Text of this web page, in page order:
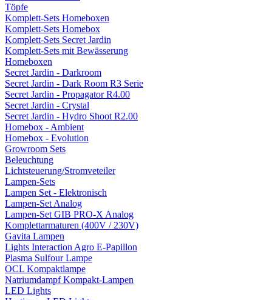
Töpfe
Komplett-Sets Homeboxen
Komplett-Sets Homebox
Komplett-Sets Secret Jardin
Komplett-Sets mit Bewässerung
Homeboxen
Secret Jardin - Darkroom
Secret Jardin - Dark Room R3 Serie
Secret Jardin - Propagator R4.00
Secret Jardin - Crystal
Secret Jardin - Hydro Shoot R2.00
Homebox - Ambient
Homebox - Evolution
Growroom Sets
Beleuchtung
Lichtsteuerung/Stromveteiler
Lampen-Sets
Lampen Set - Elektronisch
Lampen-Set Analog
Lampen-Set GIB PRO-X Analog
Komplettarmaturen (400V / 230V)
Gavita Lampen
Lights Interaction Agro E-Papillon
Plasma Sulfour Lampe
OCL Kompaktlampe
Natriumdampf Kompakt-Lampen
LED Lights